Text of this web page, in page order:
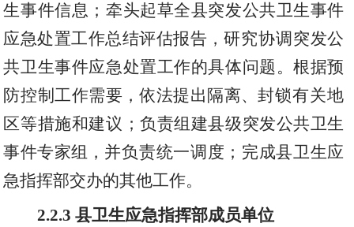
生事件信息；牵头起草全县突发公共卫生事件
应急处置工作总结评估报告 ，研究协调突发公
共卫生事件应急处置工作的具体问题。根据预
防控制工作需要 ，依法提出隔离、封锁有关地
区等措施和建议；负责组建县级突发公共卫生
事件专家组 ， 并负责统一调度；完成县卫生应
急指挥部交办的其他工作。
2.2.3县卫生应急指挥部成员单位